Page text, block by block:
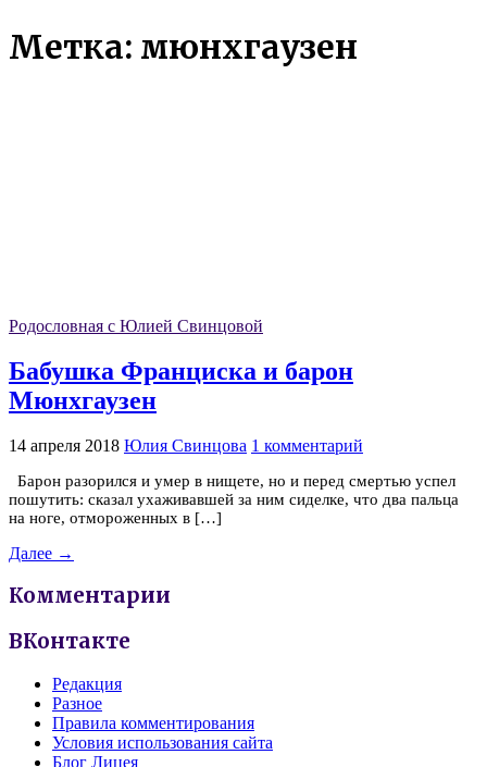
Метка: мюнхгаузен
Родословная с Юлией Свинцовой
Бабушка Франциска и барон
Мюнхгаузен
14 апреля 2018 Юлия Свинцова 1 комментарий
Барон разорился и умер в нищете, но и перед смертью успел
пошутить: сказал ухаживавшей за ним сиделке, что два пальца
на ноге, отмороженных в […]
Далее →
Комментарии
ВКонтакте
Редакция
Разное
Правила комментирования
Условия использования сайта
Блог Лицея